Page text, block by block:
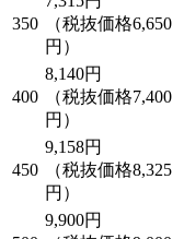
350
（税抜価格6,650
円）
400
8,140円
（税抜価格7,400
円）
450
9,158円
（税抜価格8,325
円）
9,900円